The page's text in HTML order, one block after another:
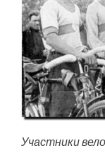
Участники